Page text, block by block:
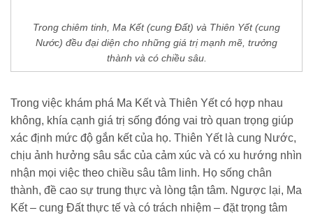
Trong chiêm tinh, Ma Kết (cung Đất) và Thiên Yết (cung
Nước) đều đại diện cho những giá trị mạnh mẽ, trưởng
thành và có chiều sâu.
Trong việc khám phá Ma Kết và Thiên Yết có hợp nhau
không, khía cạnh giá trị sống đóng vai trò quan trọng giúp
xác định mức độ gắn kết của họ. Thiên Yết là cung Nước,
chịu ảnh hưởng sâu sắc của cảm xúc và có xu hướng nhìn
nhận mọi việc theo chiều sâu tâm linh. Họ sống chân
thành, đề cao sự trung thực và lòng tận tâm. Ngược lại, Ma
Kết – cung Đất thực tế và có trách nhiệm – đặt trọng tâm